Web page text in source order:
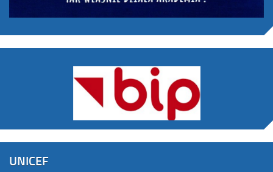
UNICEF